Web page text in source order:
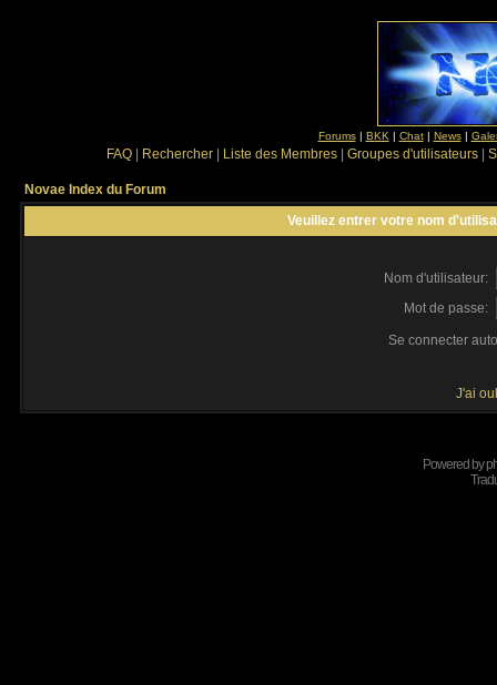
Forums| BKK | Chat| News|
FAQ Rechercher Liste des Membres Groupes d'utilisateurs
Novae Index du Forum
Veuillez entrer votre nom
Nom d'utilisateur:
Mot de passe:
Se connecter
J'ai
Powered by